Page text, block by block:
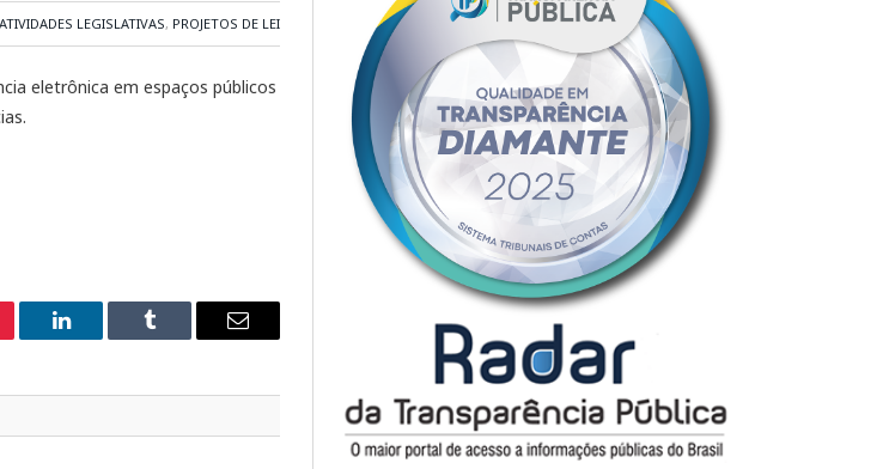
ATIVIDADES LEGISLATIVAS, PROJETOS DE LEI
eletrônica em espaços públicos
LinkedIn Tumblr
E-